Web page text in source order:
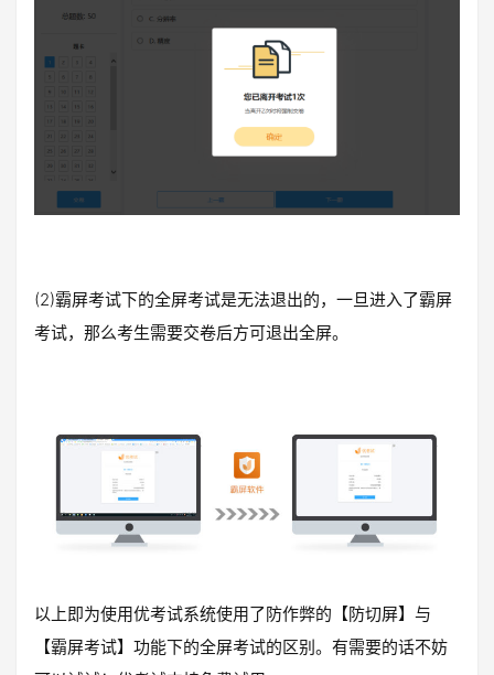
(2)霸屏考试下的全屏考试是无法退出的，一旦进入了霸屏
考试，那么考生需要交卷后方可退出全屏。
以上即为使用优考试系统使用了防作弊的【防切屏】与
【霸屏考试】功能下的全屏考试的区别。有需要的话不妨